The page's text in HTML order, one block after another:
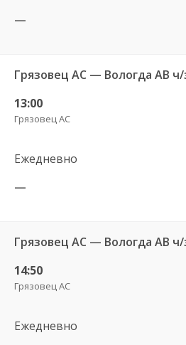
—
Грязовец АС — Вологда АВ ч/
13:00
Грязовец АС
Ежедневно
—
Грязовец АС — Вологда АВ ч/
14:50
Грязовец АС
Ежедневно